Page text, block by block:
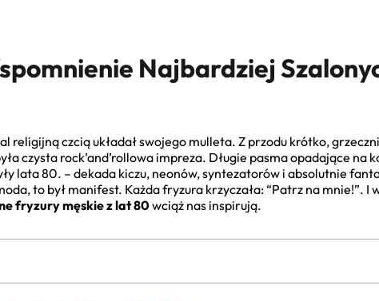
Najbardziej
religijną czcią układał swojego mulleta. Z przodu krótko,
czysta rock’and’rollowa impreza. Długie pasma opadające na
lata 80. – dekada kiczu, neonów, syntezatorów i absolutnie
to był manifest. Każda fryzura krzyczała: “Patrz na mnie!”. I
fryzury męskie z lat 80wciąż nas inspirują.